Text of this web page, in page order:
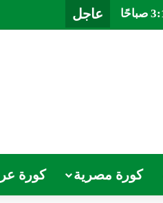
عاجل
كورة مصرية كورة